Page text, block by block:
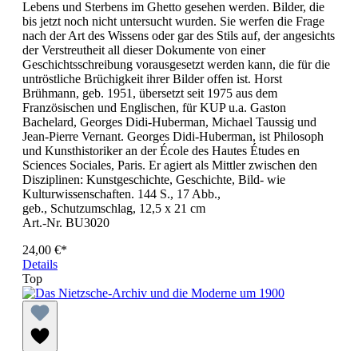
Lebens und Sterbens im Ghetto gesehen werden. Bilder, die
bis jetzt noch nicht untersucht wurden. Sie werfen die Frage
nach der Art des Wissens oder gar des Stils auf, der angesichts
der Verstreutheit all dieser Dokumente von einer
Geschichtsschreibung vorausgesetzt werden kann, die für die
untröstliche Brüchigkeit ihrer Bilder offen ist. Horst
Brühmann, geb. 1951, übersetzt seit 1975 aus dem
Französischen und Englischen, für KUP u.a. Gaston
Bachelard, Georges Didi-Huberman, Michael Taussig und
Jean-Pierre Vernant. Georges Didi-Huberman, ist Philosoph
und Kunsthistoriker an der École des Hautes Études en
Sciences Sociales, Paris. Er agiert als Mittler zwischen den
Disziplinen: Kunstgeschichte, Geschichte, Bild- wie
Kulturwissenschaften. 144 S., 17 Abb.,
geb., Schutzumschlag, 12,5 x 21 cm
Art.-Nr. BU3020
24,00 €*
Details
Top